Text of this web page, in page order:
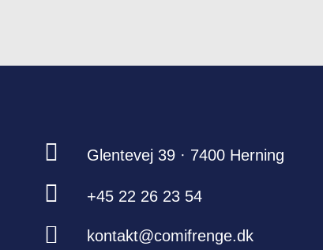
Glentevej 39 · 7400 Herning
+45 22 26 23 54
kontakt@comifrenge.dk